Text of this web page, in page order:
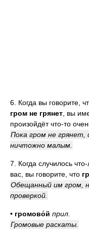
6. Когда вы говорите,
гром не грянет , вы
произойдёт что-то
Пока гром не грянет,
ничтожно малым.
7. Когда случилось
вас, вы говорите, что
Обещанный им гром,
проверкой.
• громово́й прил.
Громовые раскаты.